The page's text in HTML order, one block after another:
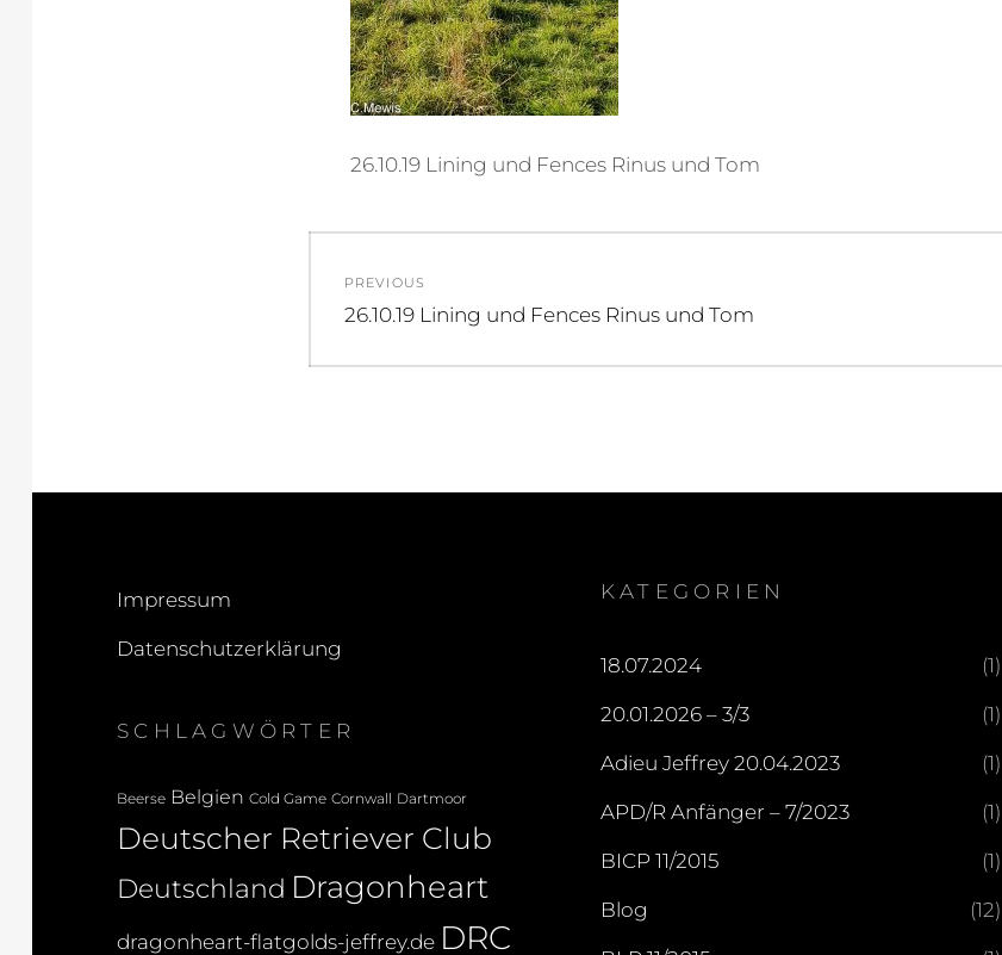
26.10.19 Lining und Fences Rinus und Tom
PREVIOUS
Previous
26.10.19 Lining und Fences Rinus und Tom
Impressum
Datenschutzerklärung
SCHLAGWÖRTER
Beerse Belgien Cold Game Cornwall Dartmoor
Deutscher Retriever Club
Deutschland Dragonheart
dragonheart-flatgolds-jeffrey.de DRC
KATEGORIEN
18.07.2024 (1)
20.01.2026 – 3/3 (1)
Adieu Jeffrey 20.04.2023 (1)
APD/R Anfänger – 7/2023 (1)
BICP 11/2015 (1)
Blog (12)